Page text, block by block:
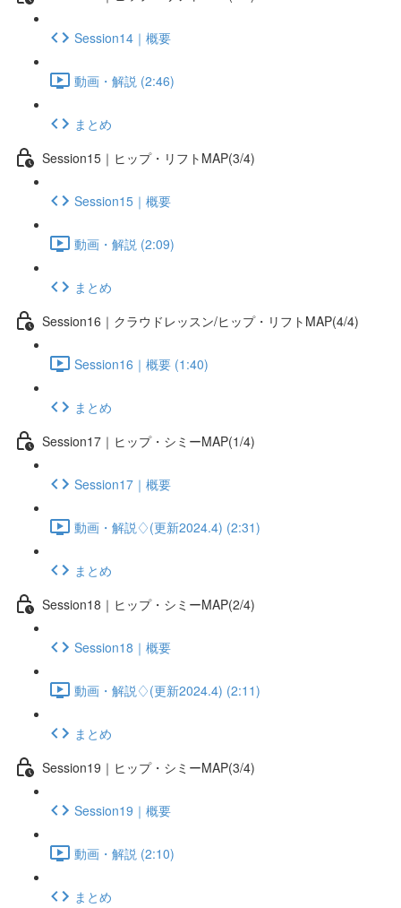
Session14｜概要
動画・解説 (2:46)
まとめ
Session15｜ヒップ・リフトMAP(3/4)
Session15｜概要
動画・解説 (2:09)
まとめ
Session16｜クラウドレッスン/ヒップ・リフトMAP(4/4)
Session16｜概要 (1:40)
まとめ
Session17｜ヒップ・シミーMAP(1/4)
Session17｜概要
動画・解説♢(更新2024.4) (2:31)
まとめ
Session18｜ヒップ・シミーMAP(2/4)
Session18｜概要
動画・解説♢(更新2024.4) (2:11)
まとめ
Session19｜ヒップ・シミーMAP(3/4)
Session19｜概要
動画・解説 (2:10)
まとめ